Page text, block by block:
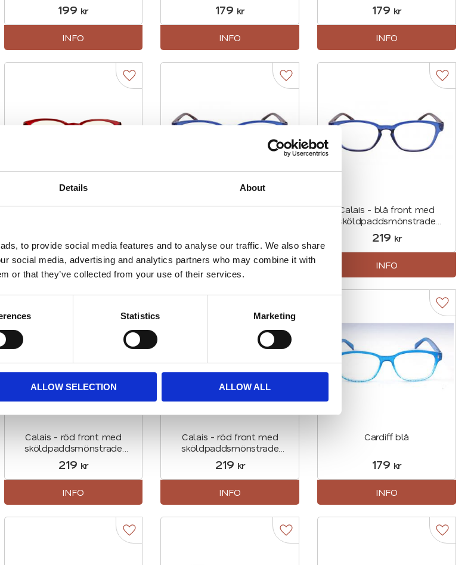
Details About
to provide social media features and to analyse our traffic. We also share
social media, advertising and analytics partners who may combine it with
or that they’ve collected from your use of their services.
Statistics Marketing
ALLOW SELECTION ALLOW ALL
199 kr
INFO
179 kr
INFO
179 kr
INFO
i favoriter
Calais - Röda
skalmar
Lägg till i favoriter
INFO
Calais - blå front med
Lägg till i favoriter
INFO
Calais - blå front med
sköldpaddsmönstrade
skalmar (minusstyrka)
219 kr
Lägg
INFO
Calais - röd front med
sköldpaddsmönstrade
skalmar
219 kr
INFO
Calais - röd front med
sköldpaddsmönstrade
skalmar (minusstyrka)
219 kr
INFO
Cardiff blå
179 kr
Lägg
INFO
i favoriter Lägg till i favoriter Lägg till i favoriter Lägg